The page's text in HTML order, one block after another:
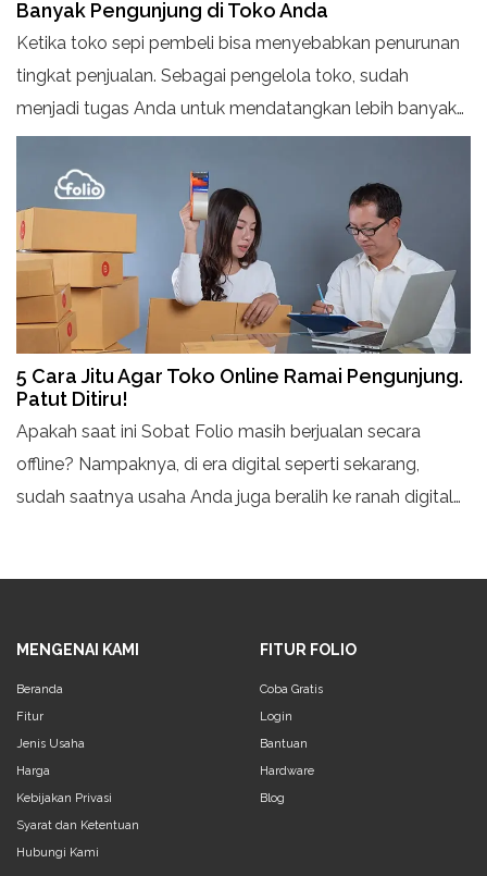
Banyak Pengunjung di Toko Anda
Ketika toko sepi pembeli bisa menyebabkan penurunan
tingkat penjualan. Sebagai pengelola toko, sudah
menjadi tugas Anda untuk mendatangkan lebih banyak
pengunjung. Berikut cara yang bisa Anda lakukan untuk
menarik lebih banyak pengunjung di toko Anda.
5 Cara Jitu Agar Toko Online Ramai Pengunjung.
Patut Ditiru!
Apakah saat ini Sobat Folio masih berjualan secara
offline? Nampaknya, di era digital seperti sekarang,
sudah saatnya usaha Anda juga beralih ke ranah digital
MENGENAI KAMI
Beranda
Fitur
Jenis Usaha
Harga
Kebijakan Privasi
Syarat dan Ketentuan
Hubungi Kami
FITUR FOLIO
Coba Gratis
Login
Bantuan
Hardware
Blog